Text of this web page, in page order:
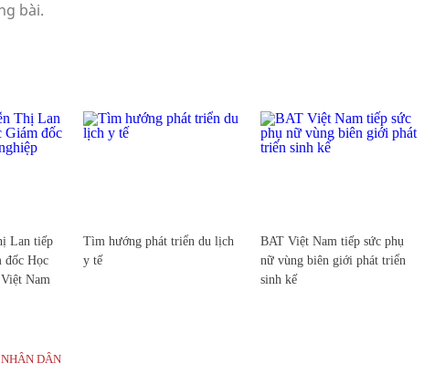
Lan tiếp
đốc Học
Nam
Tìm hướng phát triển du lịch
y tế
BAT Việt Nam tiếp sức phụ
nữ vùng biên giới phát triển
sinh kế
DÂN